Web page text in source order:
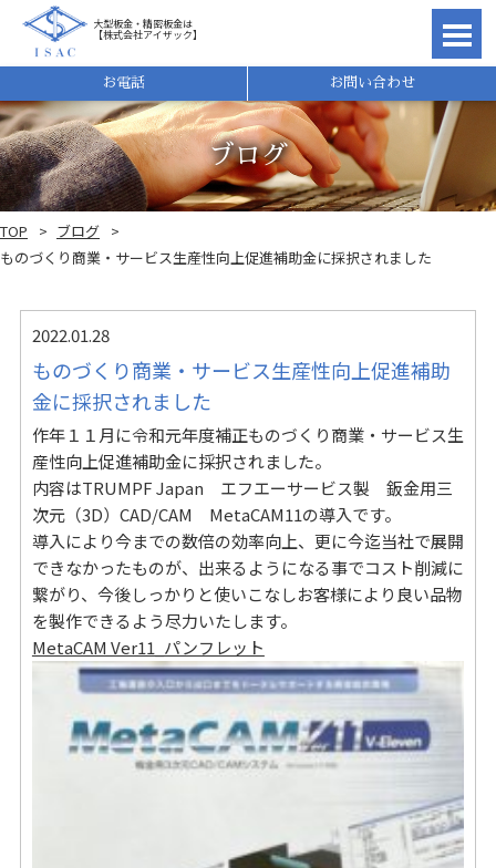
大型板金・精密板金は
【株式会社アイザック】
お電話 お問い合わせ
ブログ
TOP
ブログ
ものづくり商業・サービス生産性向上促進補助金に採択されました
2022.01.28
ものづくり商業・サービス生産性向上促進補助
金に採択されました
作年１１月に令和元年度補正ものづくり商業・サービス生
産性向上促進補助金に採択されました。
内容はTRUMPF Japan エフエーサービス製 鈑金用三
次元（3D）CAD/CAM MetaCAM11の導入です。
導入により今までの数倍の効率向上、更に今迄当社で展開
できなかったものが、出来るようになる事でコスト削減に
繋がり、今後しっかりと使いこなしお客様により良い品物
を製作できるよう尽力いたします。
MetaCAM Ver11_パンフレット